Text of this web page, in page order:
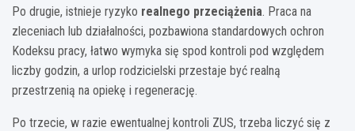
Po drugie, istnieje ryzyko realnego przeciążenia. Praca na
zleceniach lub działalności, pozbawiona standardowych ochron
Kodeksu pracy, łatwo wymyka się spod kontroli pod względem
liczby godzin, a urlop rodzicielski przestaje być realną
przestrzenią na opiekę i regenerację.
Po trzecie, w razie ewentualnej kontroli ZUS, trzeba liczyć się z